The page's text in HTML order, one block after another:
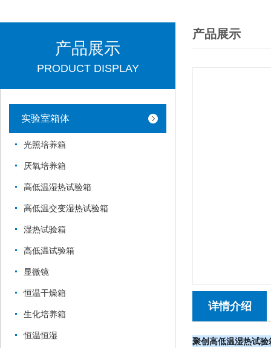
产品展示
PRODUCT DISPLAY
实验室箱体
光照培养箱
厌氧培养箱
高低温湿热试验箱
高低温交变湿热试验箱
湿热试验箱
高低温试验箱
显微镜
恒温干燥箱
生化培养箱
恒温恒湿
产品展示
详情介绍
聚创高低温湿热试验